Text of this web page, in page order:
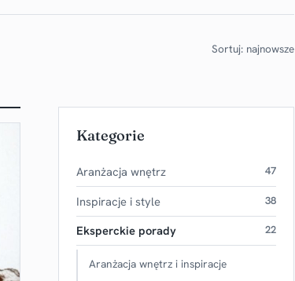
Sortuj: najnowsze
Kategorie
Aranżacja wnętrz 47
Inspiracje i style 38
Eksperckie porady 22
Aranżacja wnętrz i inspiracje